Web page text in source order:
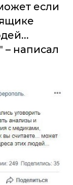
если
– написал